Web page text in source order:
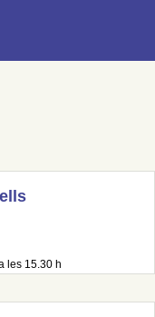
les 15.30 h